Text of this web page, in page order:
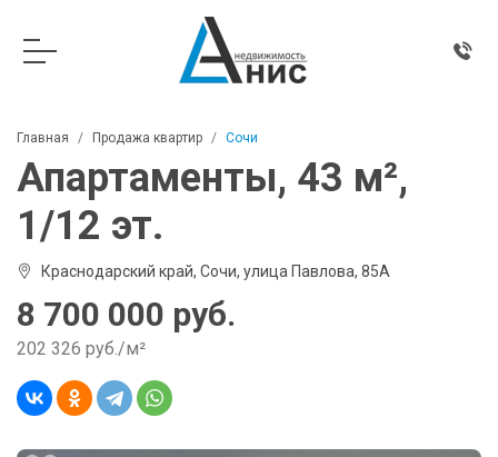
Главная Продажа квартир Сочи
Апартаменты, 43 м²,
1/12 эт.
Краснодарский край, Сочи, улица Павлова, 85А
8 700 000 руб.
202 326 руб./м²